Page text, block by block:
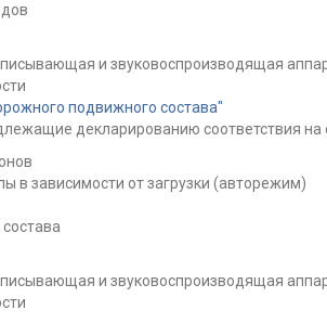
и звуковоспроизводящая
подвижного состава"
декларированию соответствия на
в зависимости от загрузки (авторежим)
и звуковоспроизводящая